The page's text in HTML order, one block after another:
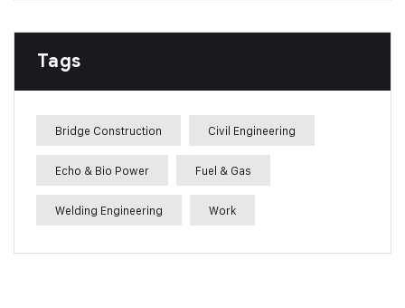
Tags
Bridge Construction Civil Engineering
Echo & Bio Power Fuel & Gas
Welding Engineering Work